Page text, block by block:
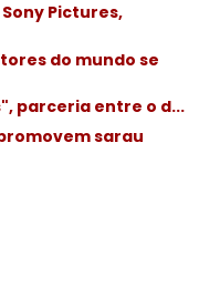
Pictures,
do mundo se
parceria entre o d...
sarau